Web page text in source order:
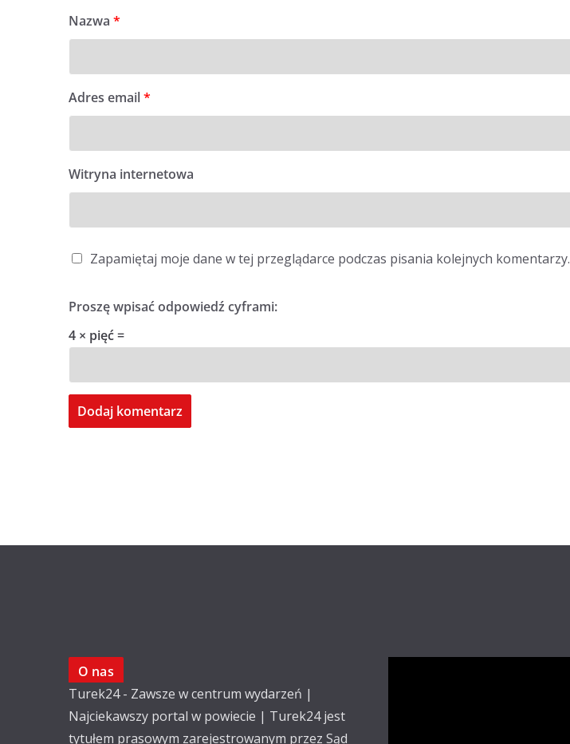
Nazwa *
Adres email*
Witryna internetowa
Zapamiętaj moje dane w tej przeglądarce podczas pisania kolejnych komentarzy.
Proszę wpisać odpowiedź cyframi:
4 × pięć =
O nas
Turek24 - Zawsze w centrum wydarzeń |
Najciekawszy portal w powiecie | Turek24 jest
tytułem prasowym zarejestrowanym przez Sąd